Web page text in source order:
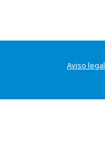
Aviso legal